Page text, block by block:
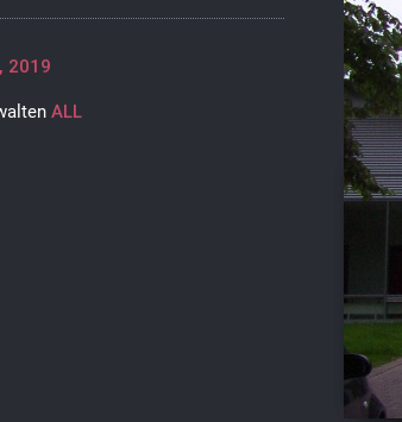
2019
ALL